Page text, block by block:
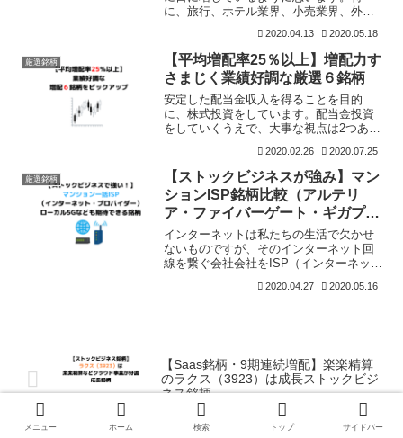
に、旅行、ホテル業界、小売業界、外食
すさまじい大打撃を受けています。私
は、優待目的もあり、百貨店銘柄ではJ.
フロントリテイリング、小売
2020.04.13 2020.05.18
厳選銘柄
【平均増配率25％以上】増配力す
さまじく業績好調な厳選６銘柄
安定した配当金収入を得ることを目的
に、株式投資をしています。配当金投資
をしていくうえで、大事な視点は2つあり
配力があるか一つの銘柄で、上記2点を満
たしている銘柄もあれば、前者だけ、あ
るいは、後者だけという
2020.02.26 2020.07.25
厳選銘柄
【ストックビジネスが強み】マン
ションISP銘柄比較（アルテリ
ア・ファイバーゲート・ギガプラ
イズ）
インターネットは私たちの生活で欠かせ
ないものですが、そのインターネット回
線を繋ぐ会社会社をISP（インターネッ
す。ISPが、NTTやKDDIなどの通信回線
2020.04.27 2020.05.16
【Saas銘柄・9期連続増配】楽楽精算
のラクス（3923）は成長ストックビジ
ネス銘柄
メニュー ホーム 検索 トップ サイドバー